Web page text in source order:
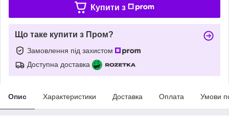
Купити з
Що таке купити з Пром?
Замовлення під захистом
Доступна доставка
Опис Характеристики Доставка Оплата Умови